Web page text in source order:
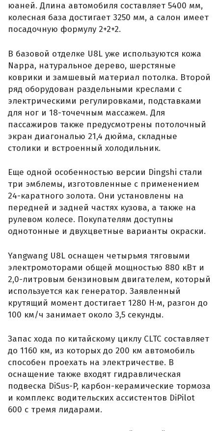
юаней. Длина автомобиля составляет 5400 мм,
колесная база достигает 3250 мм, а салон имеет
посадочную формулу 2+2+2.
В базовой отделке U8L уже используются кожа
Nappa, натуральное дерево, шерстяные
коврики и замшевый материал потолка. Второй
ряд оборудован раздельными креслами с
электрическими регулировками, подставками
для ног и 18-точечным массажем. Для
пассажиров также предусмотрены потолочный
экран диагональю 21,4 дюйма, складные
столики и встроенный холодильник.
Еще одной особенностью версии Dingshi стали
три эмблемы, изготовленные с применением
24-каратного золота. Они установлены на
передней и задней частях кузова, а также на
рулевом колесе. Покупателям доступны
однотонные и двухцветные варианты окраски.
Yangwang U8L оснащен четырьмя тяговыми
электромоторами общей мощностью 880 кВт и
2,0-литровым бензиновым двигателем, который
используется как генератор. Заявленный
крутящий момент достигает 1280 Н·м, разгон до
100 км/ч занимает около 3,5 секунды.
Запас хода по китайскому циклу CLTC составляет
до 1160 км, из которых до 200 км автомобиль
способен проехать на электричестве. В
оснащение также входят гидравлическая
подвеска DiSus-P, карбон-керамические тормоза
и комплекс водительских ассистентов DiPilot
600 с тремя лидарами.